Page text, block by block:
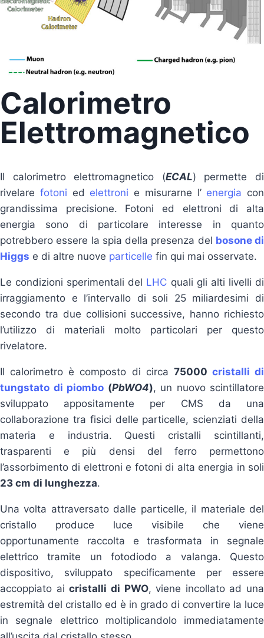
Calorimetro
Elettromagnetico
Il calorimetro elettromagnetico (ECAL) permette di
rivelare fotoni ed elettroni e misurarne l’ energia con
grandissima precisione. Fotoni ed elettroni di alta
energia sono di particolare interesse in quanto
potrebbero essere la spia della presenza del bosone di
Higgs e di altre nuove particelle fin qui mai osservate.
Le condizioni sperimentali del LHC quali gli alti livelli di
irraggiamento e l’intervallo di soli 25 miliardesimi di
secondo tra due collisioni successive, hanno richiesto
l’utilizzo di materiali molto particolari per questo
rivelatore.
Il calorimetro è composto di circa 75000 cristalli di
tungstato di piombo (PbWO4), un nuovo scintillatore
sviluppato appositamente per CMS da una
collaborazione tra fisici delle particelle, scienziati della
materia e industria. Questi cristalli scintillanti,
trasparenti e più densi del ferro permettono
l’assorbimento di elettroni e fotoni di alta energia in soli
23 cm di lunghezza.
Una volta attraversato dalle particelle, il materiale del
cristallo produce luce visibile che viene
opportunamente raccolta e trasformata in segnale
elettrico tramite un fotodiodo a valanga. Questo
dispositivo, sviluppato specificamente per essere
accoppiato aicristalli di PWO, viene incollato ad una
estremità del cristallo ed è in grado di convertire la luce
in segnale elettrico moltiplicandolo immediatamente